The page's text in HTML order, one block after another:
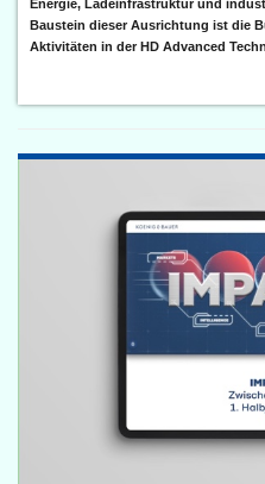
Energie, Ladeinfrastruktur und
Baustein dieser Ausrichtung ist die
Aktivitäten in der HD Advanced